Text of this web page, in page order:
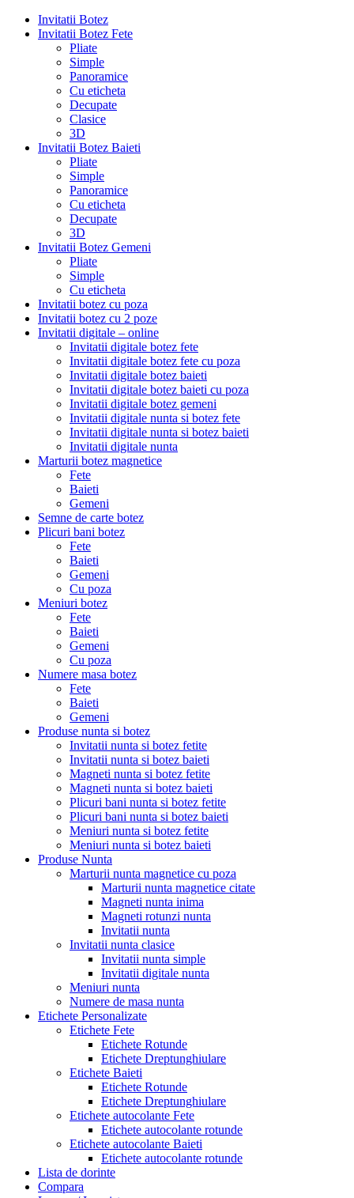
Invitatii Botez
Invitatii Botez Fete
Pliate
Simple
Panoramice
Cu eticheta
Decupate
Clasice
3D
Invitatii Botez Baieti
Pliate
Simple
Panoramice
Cu eticheta
Decupate
3D
Invitatii Botez Gemeni
Pliate
Simple
Cu eticheta
Invitatii botez cu poza
Invitatii botez cu 2 poze
Invitatii digitale – online
Invitatii digitale botez fete
Invitatii digitale botez fete cu poza
Invitatii digitale botez baieti
Invitatii digitale botez baieti cu poza
Invitatii digitale botez gemeni
Invitatii digitale nunta si botez fete
Invitatii digitale nunta si botez baieti
Invitatii digitale nunta
Marturii botez magnetice
Fete
Baieti
Gemeni
Semne de carte botez
Plicuri bani botez
Fete
Baieti
Gemeni
Cu poza
Meniuri botez
Fete
Baieti
Gemeni
Cu poza
Numere masa botez
Fete
Baieti
Gemeni
Produse nunta si botez
Invitatii nunta si botez fetite
Invitatii nunta si botez baieti
Magneti nunta si botez fetite
Magneti nunta si botez baieti
Plicuri bani nunta si botez fetite
Plicuri bani nunta si botez baieti
Meniuri nunta si botez fetite
Meniuri nunta si botez baieti
Produse Nunta
Marturii nunta magnetice cu poza
Marturii nunta magnetice citate
Magneti nunta inima
Magneti rotunzi nunta
Invitatii nunta
Invitatii nunta clasice
Invitatii nunta simple
Invitatii digitale nunta
Meniuri nunta
Numere de masa nunta
Etichete Personalizate
Etichete Fete
Etichete Rotunde
Etichete Dreptunghiulare
Etichete Baieti
Etichete Rotunde
Etichete Dreptunghiulare
Etichete autocolante Fete
Etichete autocolante rotunde
Etichete autocolante Baieti
Etichete autocolante rotunde
Lista de dorinte
Compara